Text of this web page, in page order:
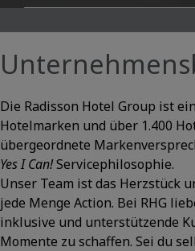
Die Radisson Hotel Group ist
Hotelmarken und über 1.400
übergeordnete
Yes I Can!Servicephilosophie.
Unser Team ist das Herzstück
jede Menge Action. Bei RHG
inklusive und unterstützende
Momente zu schaffen. Sei du